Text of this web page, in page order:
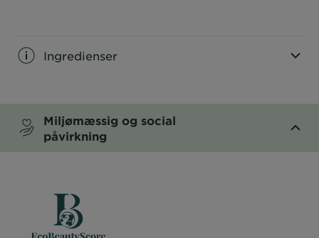
Ingredienser
Miljømæssig og social
påvirkning